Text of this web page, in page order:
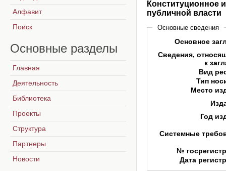
Конституционное
публичной власти
Основные сведения
Основное
Сведения,
к
Вид
Тип
Место
Год
Системные
№
Дата
Алфавит
Поиск
Основные разделы
Главная
Деятельность
Библиотека
Проекты
Структура
Партнеры
Новости